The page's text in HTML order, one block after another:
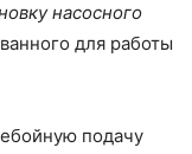
насосного
для работы
подачу